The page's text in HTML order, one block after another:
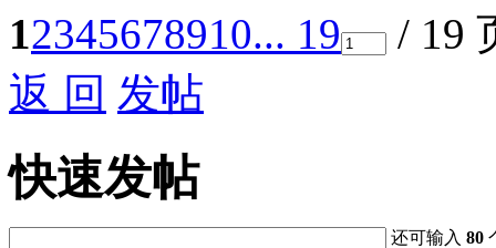
12345678910... 19
/ 19
返 回 发帖
快速发帖
还可输入80